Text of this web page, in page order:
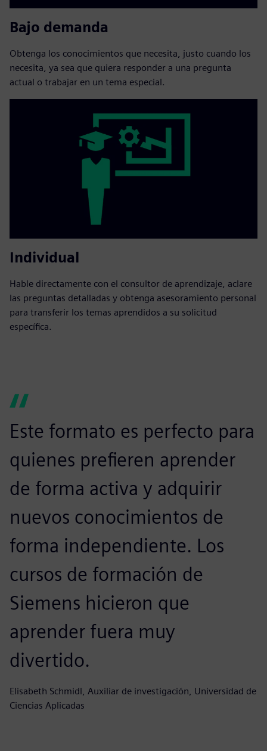
Bajo demanda
Obtenga los conocimientos que necesita, justo cuando los
necesita, ya sea que quiera responder a una pregunta
actual o trabajar en un tema especial.
Individual
Hable directamente con el consultor de aprendizaje, aclare
las preguntas detalladas y obtenga asesoramiento personal
para transferir los temas aprendidos a su solicitud
específica.
Este formato es perfecto para
quienes prefieren aprender
de forma activa y adquirir
nuevos conocimientos de
forma independiente. Los
cursos de formación de
Siemens hicieron que
aprender fuera muy
divertido.
Elisabeth Schmidl, Auxiliar de investigación, Universidad de
Ciencias Aplicadas